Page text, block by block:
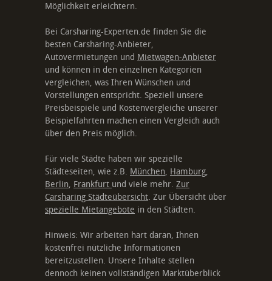
Möglichkeit erleichtern.
Bei Carsharing-Experten.de finden Sie die
besten Carsharing-Anbieter,
Autovermietungen und Mietwagen-Anbieter
und können in den einzelnen Kategorien
vergleichen, was Ihren Wünschen und
Vorstellungen entspricht. Speziell unsere
Preisbeispiele und Kostenvergleiche unserer
Beispielfahrten machen einen Vergleich auch
über den Preis möglich.
Für viele Städte haben wir spezielle
Städteseiten, wie z.B. München, Hamburg,
Berlin, Frankfurt und viele mehr. Zur
Carsharing Städteübersicht. Zur Übersicht über
spezielle Mietangebote in den Städten.
Hinweis: Wir arbeiten hart daran, Ihnen
kostenfrei nützliche Informationen
bereitzustellen. Unsere Inhalte stellen
dennoch keinen vollständigen Marktüberblick